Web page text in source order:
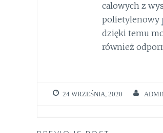
calowych z
polietylenowy
dzięki temu
również
24 WRZEŚNIA, 2020